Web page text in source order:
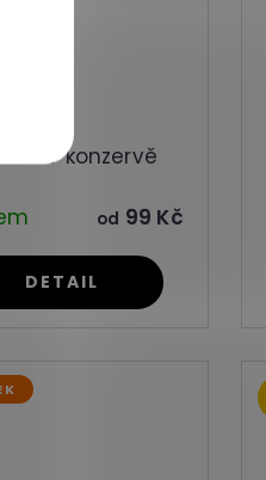
v konzervě
od 99 Kč
DETAIL